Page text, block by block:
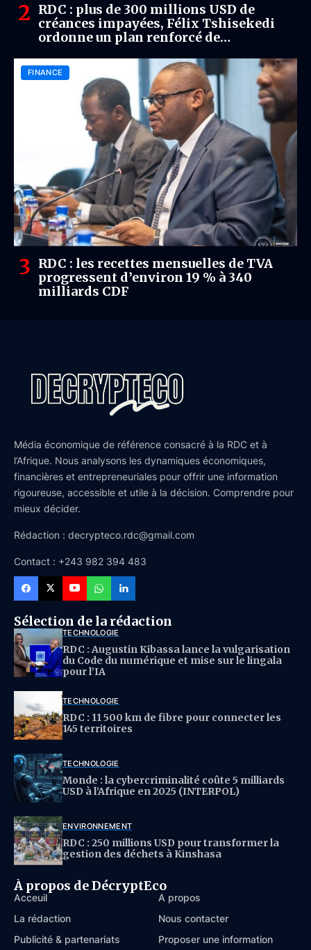
RDC : plus de 300 millions USD de
créances impayées, Félix Tshisekedi
ordonne un plan renforcé de
FINANCE
RDC : les recettes mensuelles de TVA
progressent d’environ 19 % à 340
milliards CDF
Média économique de référence consacré à la RDC et à
l’Afrique. Nous analysons les dynamiques économiques,
financières et entrepreneuriales pour offrir une information
rigoureuse, accessible et utile à la décision. Comprendre pour
mieux décider.
Rédaction : decrypteco.rdc@gmail.com
Contact : +243 982 394 483
Sélection de la rédaction
TECHNOLOGIE
RDC : Augustin Kibassa lance la vulgarisation
du Code du numérique et mise sur le lingala
pour l’IA
TECHNOLOGIE
RDC : 11 500 km de fibre pour connecter les
145 territoires
TECHNOLOGIE
Monde : la cybercriminalité coûte 5 milliards
USD à l’Afrique en 2025 (INTERPOL)
ENVIRONNEMENT
RDC : 250 millions USD pour transformer la
gestion des déchets à Kinshasa
À propos de DécryptEco
Acceuil
À propos
La rédaction
Nous contacter
Publicité & partenariats
Proposer une information